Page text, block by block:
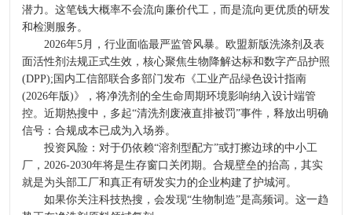
潜力。这笔钱大概率不会流向廉价代工，而是流向更优质的研发
和检测服务。
2026年5月，行业面临最严监管风暴。欧盟新版洗涤剂及表
面活性剂法规正式生效，核心聚焦生物降解达标和数字产品护照
(DPP);国内工信部联合多部门发布《工业产品绿色设计指南
(2026年版)》，将净洗剂的全生命周期环境影响纳入设计端管
控。近期热搜中，多起“清洗剂废液直排被罚”事件，释放出明确
信号：合规成本已成为入场券。
投资风险：对于仍依赖“溶剂型配方”或打擦边球的中小工
厂，2026-2030年将是生存窗口关闭期。合规壁垒的抬高，其实
就是为头部工厂和真正有研发实力的企业构建了护城河。
如果你关注科技热搜，会发现“生物制造”是高频词。这一趋